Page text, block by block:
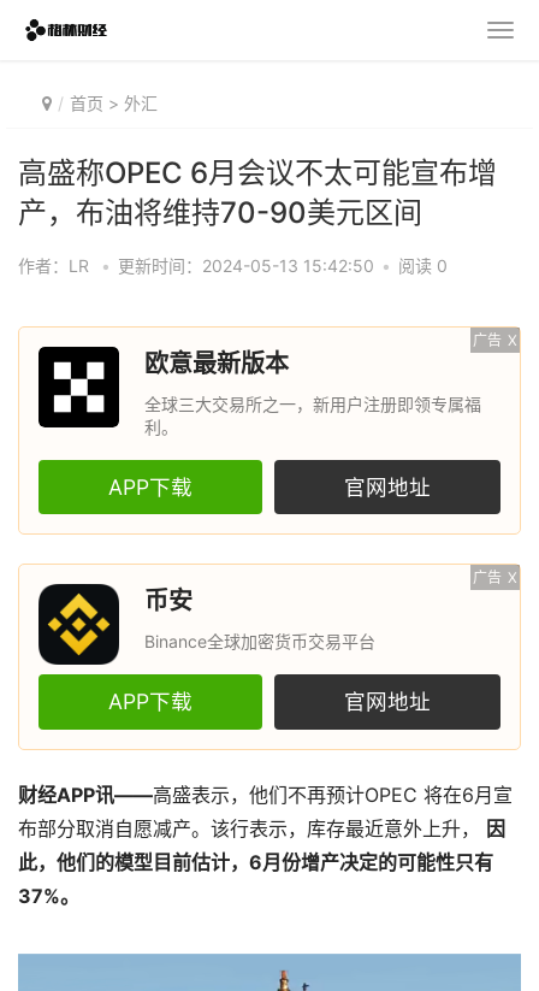
首页 > 外汇
高盛称OPEC 6月会议不太可能宣布增
产，布油将维持70-90美元区间
作者：LR • 更新时间：2024-05-13 15:42:50 • 阅读 0
广告 X
欧意最新版本
全球三大交易所之一，新用户注册即领专属福
利。
APP下载 官网地址
广告 X
币安
Binance全球加密货币交易平台
APP下载 官网地址
财经APP讯——高盛表示，他们不再预计OPEC 将在6月宣
布部分取消自愿减产。该行表示，库存最近意外上升，
因
此，他们的模型目前估计，6月份增产决定的可能性只有
37%。